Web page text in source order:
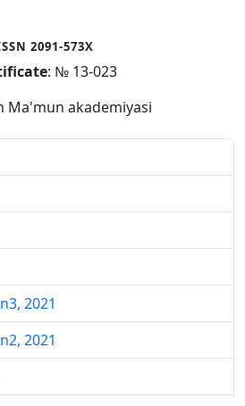
2091-573X
: № 13-023
Ma'mun akademiyasi
2021
2021